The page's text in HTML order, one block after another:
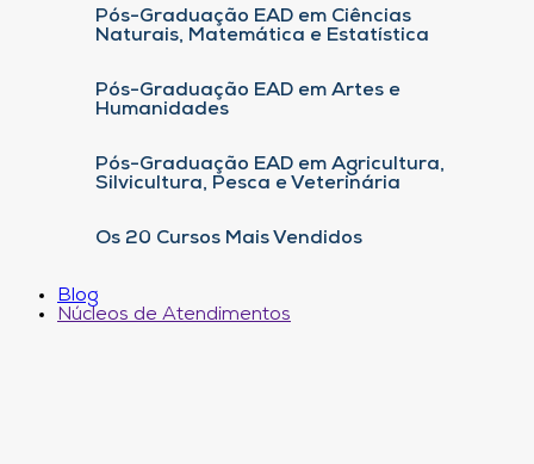
Pós-Graduação EAD em Ciências
Naturais, Matemática e Estatística
Pós-Graduação EAD em Artes e
Humanidades
Pós-Graduação EAD em Agricultura,
Silvicultura, Pesca e Veterinária
Os 20 Cursos Mais Vendidos
Blog
Núcleos de Atendimentos